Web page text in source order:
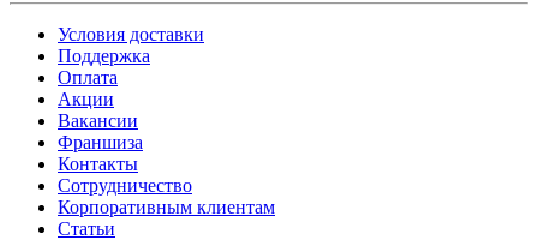
Условия доставки
Поддержка
Оплата
Акции
Вакансии
Франшиза
Контакты
Сотрудничество
Корпоративным клиентам
Статьи